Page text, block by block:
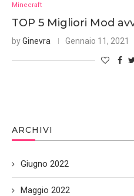
Minecraft
TOP 5 Migliori Mod
byGinevra Gennaio 11, 2021
ARCHIVI
Giugno 2022
Maggio 2022